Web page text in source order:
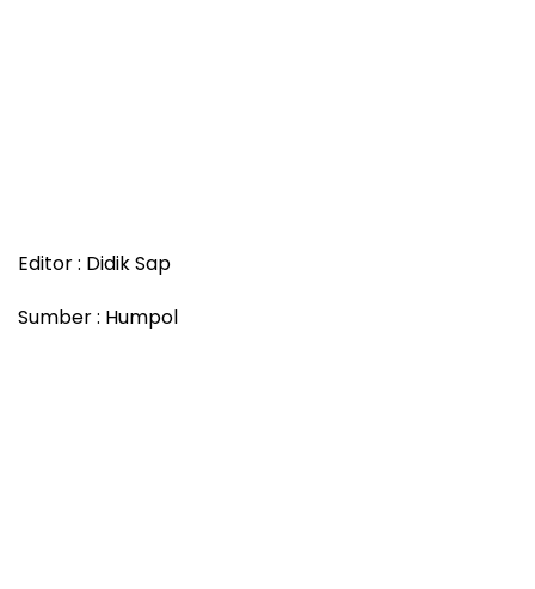
Editor : Didik Sap
Sumber : Humpol